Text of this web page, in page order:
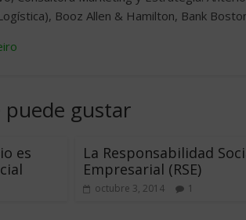
Booz Allen & Hamilton, Bank
gustar
es
La Responsabilidad
Empresarial (RSE)
octubre 3, 2014 1